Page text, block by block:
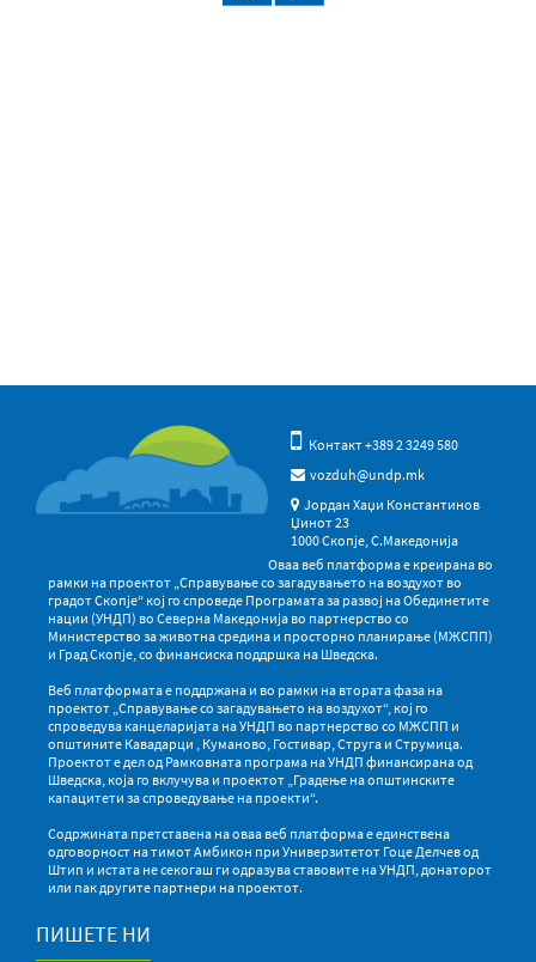
Контакт +389 2 3249 580
vozduh@undp.mk
Јордан Хаџи Константинов
Џинот 23
1000 Скопје, С.Македонија
Оваа веб платформа е креирана во
рамки на проектот „Справување со загадувањето на воздухот во
градот Скопје“ кој го спроведе Програмата за развој на Обединетите
нации (УНДП) во Северна Македонија во партнерство со
Министерство за животна средина и просторно планирање (МЖСПП)
и Град Скопје, со финансиска поддршка на Шведска.
Веб платформата е поддржана и во рамки на втората фаза на
проектот „Справување со загадувањето на воздухот“, кој го
спроведува канцеларијата на УНДП во партнерство со МЖСПП и
општините Кавадарци , Куманово, Гостивар, Струга и Струмица.
Проектот е дел од Рамковната програма на УНДП финансирана од
Шведска, која го вклучува и проектот „Градење на општинските
капацитети за спроведување на проекти“.
Содржината претставена на оваа веб платформа е единствена
одговорност на тимот Амбикон при Универзитетот Гоце Делчев од
Штип и истата не секогаш ги одразува ставовите на УНДП, донаторот
или пак другите партнери на проектот.
ПИШЕТЕ НИ